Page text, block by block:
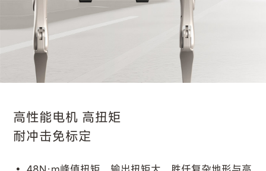
高性能电机 高扭矩
耐冲击免标定